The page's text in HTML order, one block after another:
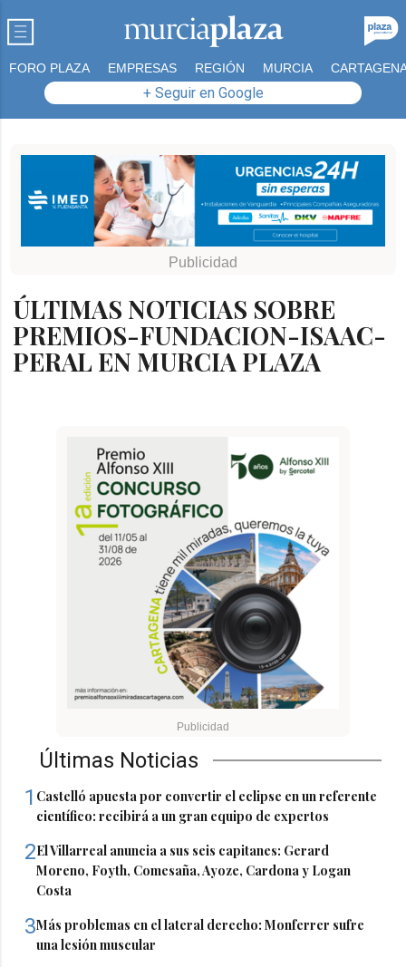
FORO PLAZA EMPRESAS REGIÓN MURCIA
+ Seguir en Google
ÚLTIMAS NOTICIAS SOBRE
PREMIOS-FUNDACION-ISAAC-
PERAL EN MURCIA PLAZA
Últimas Noticias
1 Castelló apuesta por convertir el eclipse en un referente
científico: recibirá a un gran equipo de expertos
2El Villarreal anuncia a sus seis capitanes: Gerard
Moreno, Foyth, Comesaña, Ayoze, Cardona y Logan
Costa
3Más problemas en el lateral derecho: Monferrer sufre
una lesión muscular